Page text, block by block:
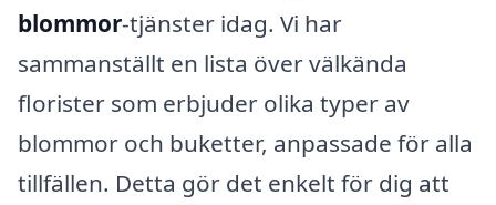
blommor-tjänster idag. Vi har
sammanställt en lista över välkända
florister som erbjuder olika typer av
blommor och buketter, anpassade för alla
tillfällen. Detta gör det enkelt för dig att